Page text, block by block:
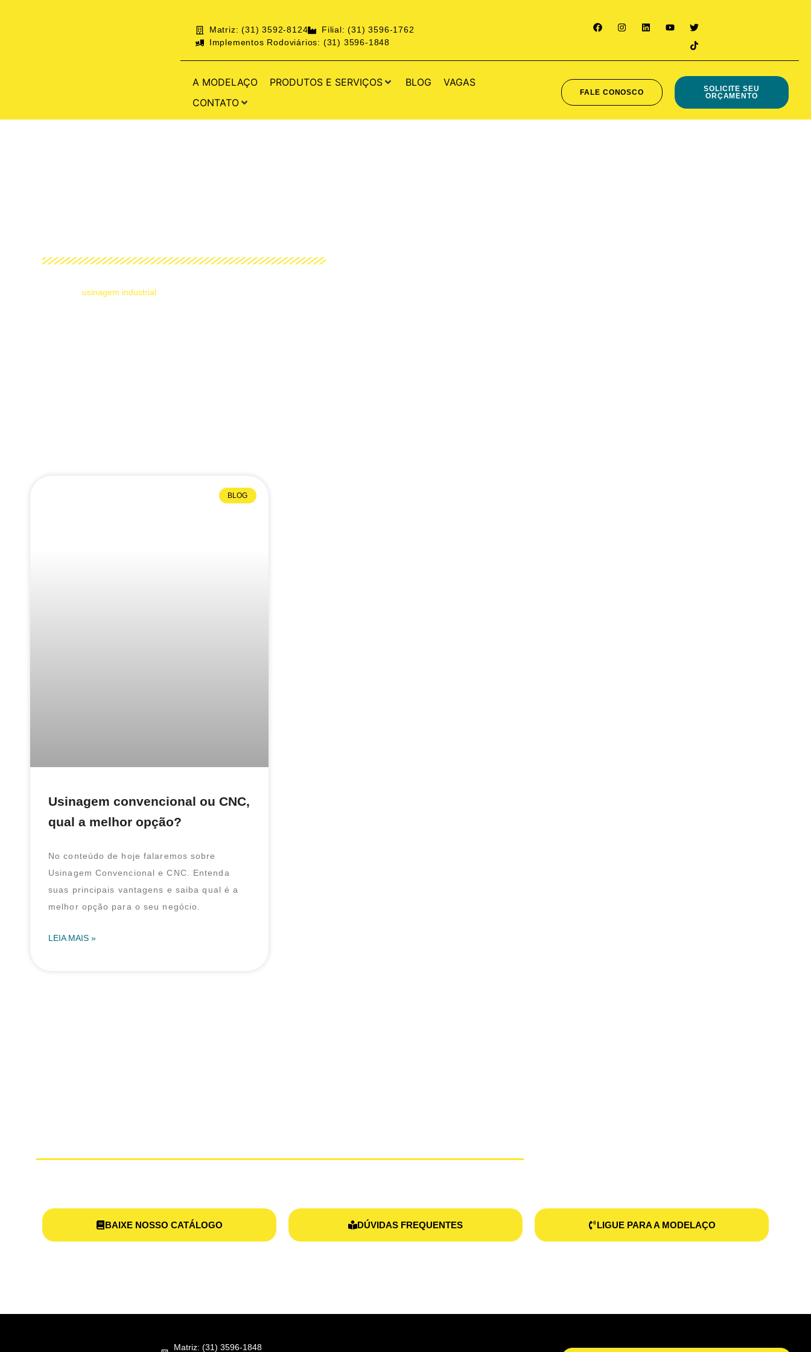
Matriz: (31) 3592-8124
Filial: (31) 3596-1762
Implementos Rodoviários: (31) 3596-1848
A MODELAÇO PRODUTOS E SERVIÇOS BLOG
VAGAS
CONTATO
FALE CONOSCO
SOLICITE SEU
ORÇAMENTO
usinagem industrial
BLOG
Usinagem convencional ou CNC,
qual a melhor opção?
No conteúdo de hoje falaremos sobre
Usinagem Convencional e CNC. Entenda
suas principais vantagens e saiba qual é a
melhor opção para o seu negócio.
LEIA MAIS »
BAIXE NOSSO CATÁLOGO DÚVIDAS FREQUENTES LIGUE PARA A MODELAÇO
Matriz: (31) 3596-1848